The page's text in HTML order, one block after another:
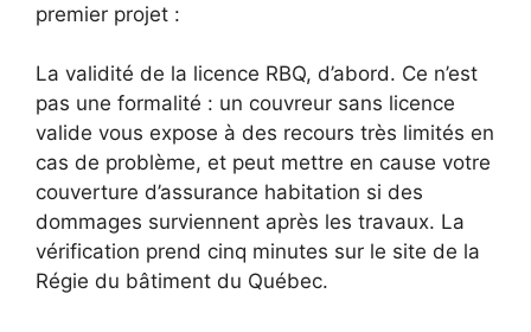
premier projet :
La validité de la licence RBQ, d’abord. Ce n’est
pas une formalité : un couvreur sans licence
valide vous expose à des recours très limités en
cas de problème, et peut mettre en cause votre
couverture d’assurance habitation si des
dommages surviennent après les travaux. La
vérification prend cinq minutes sur le site de la
Régie du bâtiment du Québec.